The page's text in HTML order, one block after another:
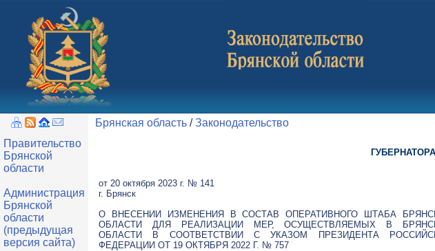
Правительство
Брянской
области
Администрация
Брянской
области
(предыдущая
версия сайта)
Брянская область /Законодательство
от 20 октября 2023 г. № 141
г. Брянск
О ВНЕСЕНИИ ИЗМЕНЕНИЯ В СОСТАВ ОПЕРАТИВНОГО ШТАБА
ОБЛАСТИ ДЛЯ РЕАЛИЗАЦИИ МЕР, ОСУЩЕСТВЛЯЕМЫХ В
ОБЛАСТИ В СООТВЕТСТВИИ С УКАЗОМ ПРЕЗИДЕНТА
ФЕДЕРАЦИИ ОТ 19 ОКТЯБРЯ 2022 Г. № 757